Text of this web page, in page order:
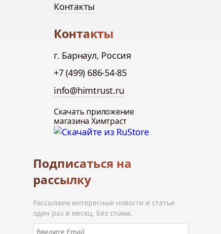
Контакты
Контакты
г. Барнаул, Россия
+7 (499) 686-54-85
info@himtrust.ru
Скачать приложение
магазина Химтраст
Подписаться на
рассылку
Рассылаем интересные новости и статьи
один раз в месяц. Без спама.